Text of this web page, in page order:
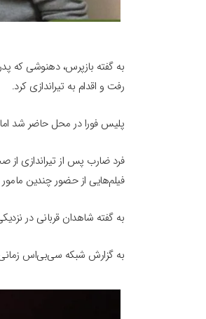
به گفته بازپرس، دهنوشی که
رفت و اقدام به تیراندازی کرد.
پلیس فورا در محل حاضر شد
فرد ضارب پس از تیراندازی از
فیلم‌هایی از حضور چندین
به گفته شاهدان قربانی در
به گزارش شبکه سی‌بی‌اس